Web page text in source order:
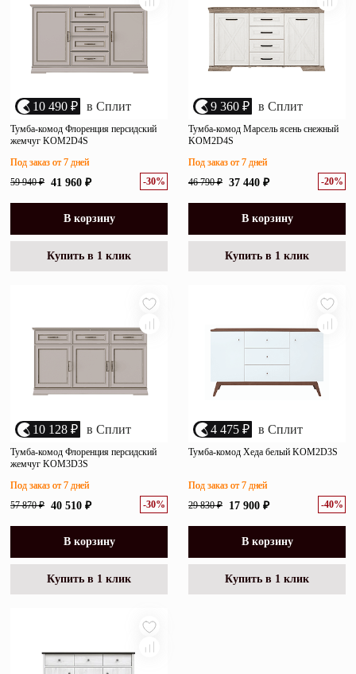
10 490 ₽ в Сплит
Тумба-комод Флоренция персидский
жемчуг KOM2D4S
59 940 ₽ 41 960 ₽ -30%
Под заказ от 7 дней
В корзину
Купить в 1 клик
9 360 ₽ в Сплит
Тумба-комод Марсель ясень снежный
KOM2D4S
46 790 ₽ 37 440 ₽ -20%
Под заказ от 7 дней
В корзину
Купить в 1 клик
10 128 ₽ в Сплит
Тумба-комод Флоренция персидский
жемчуг KOM3D3S
57 870 ₽ 40 510 ₽ -30%
Под заказ от 7 дней
В корзину
Купить в 1 клик
4 475 ₽ в Сплит
Тумба-комод Хеда белый KOM2D3S
29 830 ₽ 17 900 ₽ -40%
Под заказ от 7 дней
В корзину
Купить в 1 клик